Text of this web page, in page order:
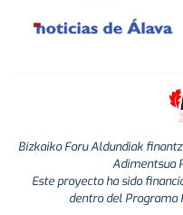
Bizkaiko Foru Aldundiak
Adimentsua
Este proyecto ha sido
dentro del Programa